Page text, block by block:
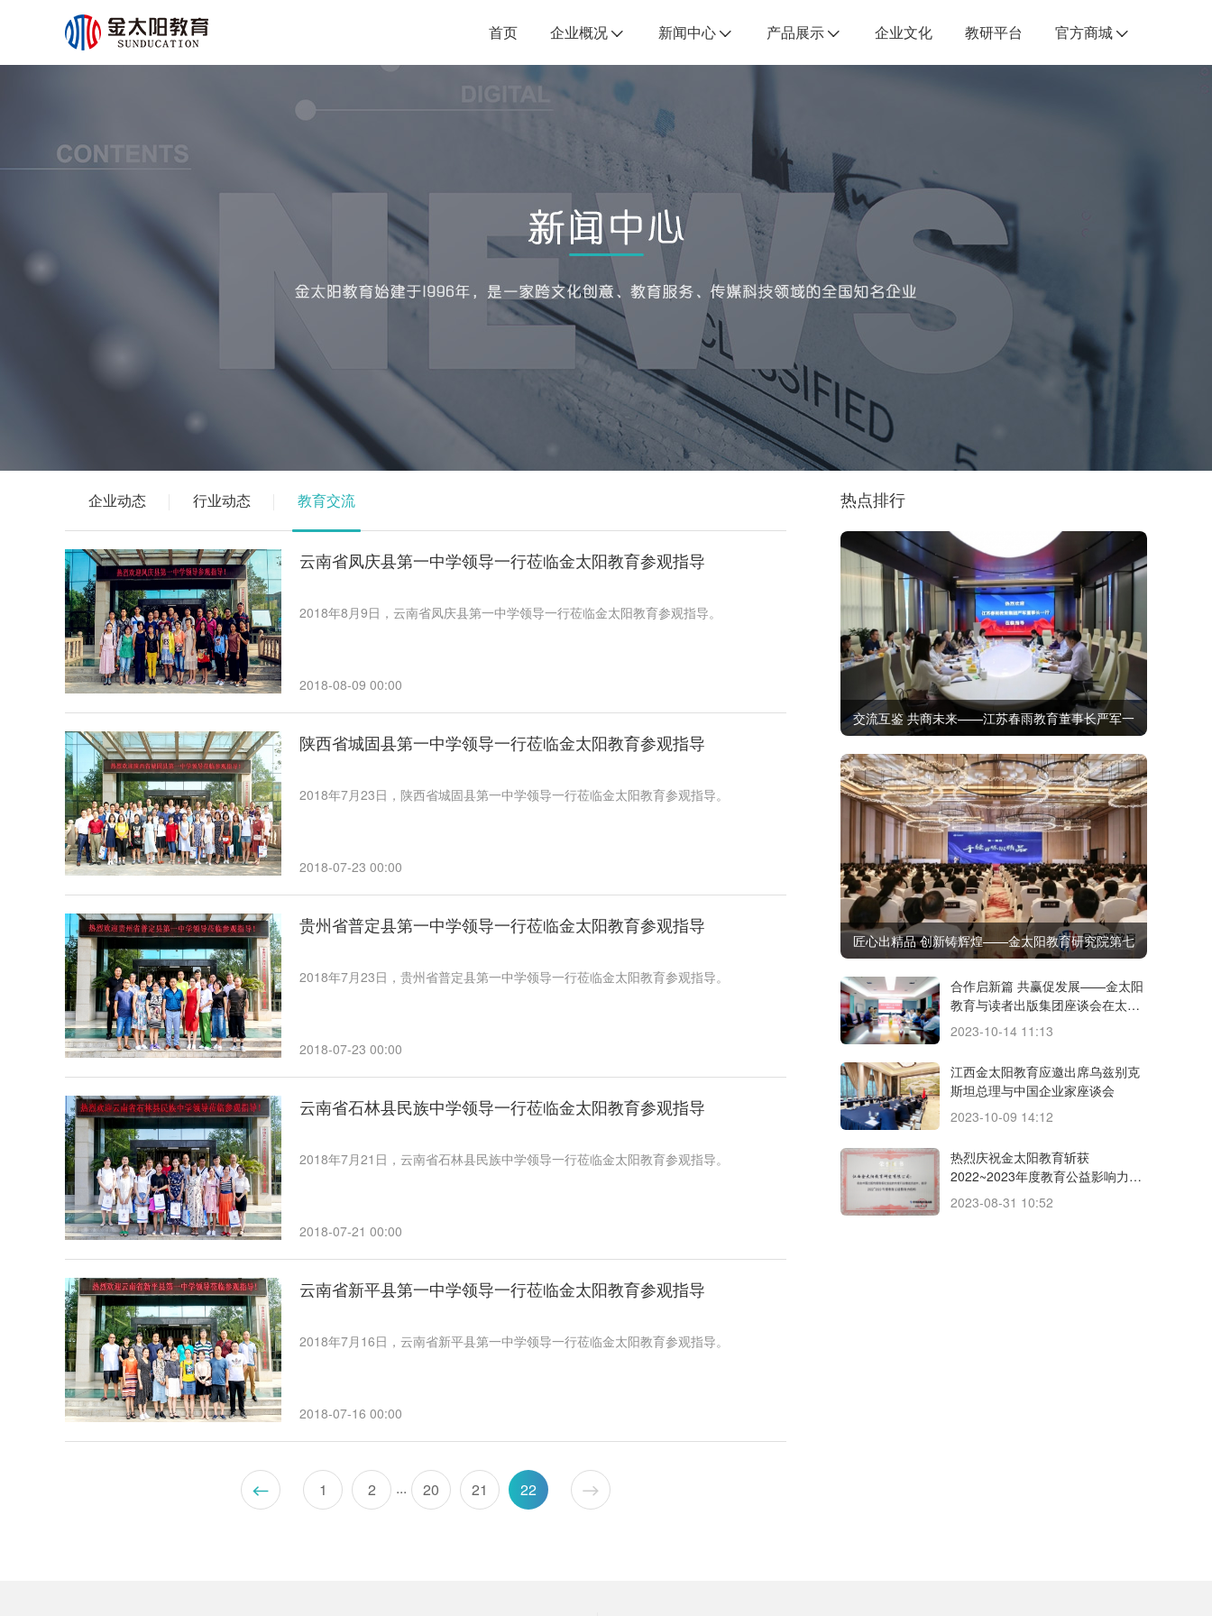
首页 企业概况 新闻中心 产品展示 企业文化 教研平台 官方商城
企业动态 行业动态 教育交流
云南省凤庆县第一中学领导一行莅临金太阳教育参观指导
2018年8月9日，云南省凤庆县第一中学领导一行莅临金太阳教育参观指导。
2018-08-09 00:00
陕西省城固县第一中学领导一行莅临金太阳教育参观指导
2018年7月23日，陕西省城固县第一中学领导一行莅临金太阳教育参观指导。
2018-07-23 00:00
贵州省普定县第一中学领导一行莅临金太阳教育参观指导
2018年7月23日，贵州省普定县第一中学领导一行莅临金太阳教育参观指导。
2018-07-23 00:00
云南省石林县民族中学领导一行莅临金太阳教育参观指导
2018年7月21日，云南省石林县民族中学领导一行莅临金太阳教育参观指导。
2018-07-21 00:00
云南省新平县第一中学领导一行莅临金太阳教育参观指导
2018年7月16日，云南省新平县第一中学领导一行莅临金太阳教育参观指导。
2018-07-16 00:00
1 2 ... 20 21 22
热点排行
交流互鉴 共商未来——江苏春雨教育董事长严军一
行莅临金太阳教育考察交流
匠心出精品 创新铸辉煌——金太阳教育研究院第七
届质量与创新大会顺利召开
合作启新篇 共赢促发展——金太阳
教育与读者出版集团座谈会在太阳
城召开
2023-10-14 11:13
江西金太阳教育应邀出席乌兹别克
斯坦总理与中国企业家座谈会
2023-10-09 14:12
热烈庆祝金太阳教育斩获
2022~2023年度教育公益影响力机
构等多个奖项
2023-08-31 10:52